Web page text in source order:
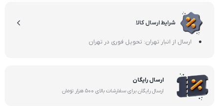
شرایط ارسال کالا
ارسال از انبار تهران: تحویل فوری در تهران
ارسال رایگان
ارسال رایگان برای سفارشات بالای 500 هزار تومان